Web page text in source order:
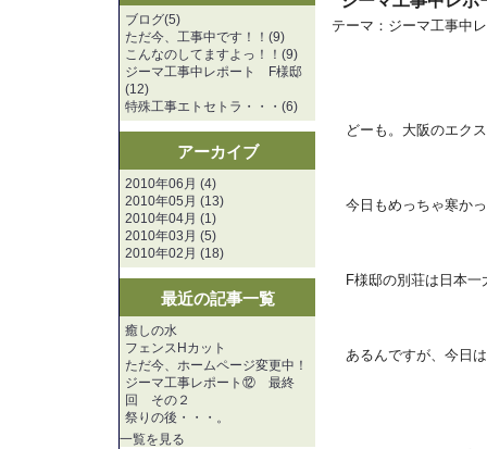
テーマ： ジーマ工事中
どーも。大阪のエク
今日もめっちゃ寒か
F様邸の別荘は日本一
あるんですが、今日
ブログ(5)
ただ今、工事中です！！(9)
こんなのしてますよっ！！(9)
ジーマ工事中レポート F様邸
(12)
特殊工事エトセトラ・・・(6)
アーカイブ
2010年06月 (4)
2010年05月 (13)
2010年04月 (1)
2010年03月 (5)
2010年02月 (18)
最近の記事一覧
癒しの水
フェンスHカット
ただ今、ホームページ変更中！
ジーマ工事レポート⑫ 最終
回 その２
祭りの後・・・。
一覧を見る